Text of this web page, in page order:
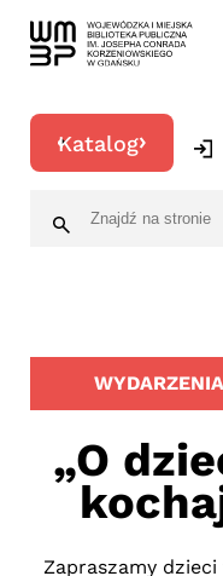
Katalog
„O
Zapraszamy